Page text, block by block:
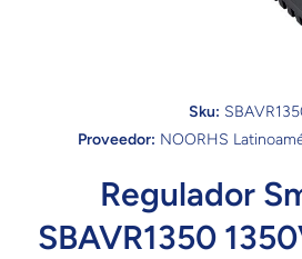
Sku:
Proveedor: NOORHS
Regulador
SBAVR1350